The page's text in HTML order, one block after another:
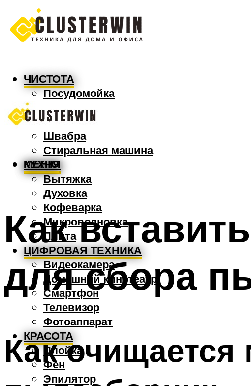
ЧИСТОТА
Посудомойка
Пылесос
Утюг
Швабра
Стиральная машина
КУХНЯ
Вытяжка
Духовка
Кофеварка
Микроволновка
Плита
ЦИФРОВАЯ ТЕХНИКА
Видеокамера
Домашний кинотеатр
Смартфон
Телевизор
Фотоаппарат
КРАСОТА
Плойка
Фен
Эпилятор
МЕНЮ
Как
для сбора
Как